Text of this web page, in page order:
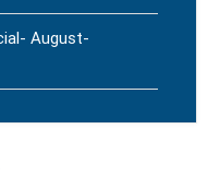
August-